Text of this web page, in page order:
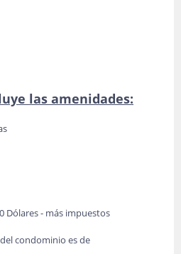
las amenidades:
Dólares - más impuestos
condominio es de